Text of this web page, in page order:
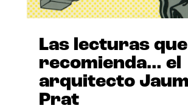
Las lecturas que
recomienda… el
arquitecto
Prat